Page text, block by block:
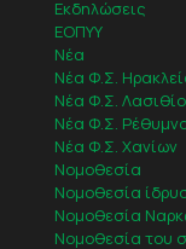
Εκδηλώσεις
ΕΟΠΥΥ
Νέα
Νέα Φ.Σ.
Νέα Φ.Σ.
Νέα Φ.Σ.
Νέα Φ.Σ. Χανίων
Νομοθεσία
Νομοθεσία
Νομοθεσία
Νομοθεσία του